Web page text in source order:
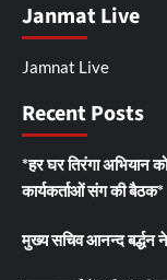
Janmat Live
Jamnat Live
Recent Posts
*हर घर तिरंगा अभियान
कार्यकर्ताओं संग की बैठक*
मुख्य सचिव आनन्द बर्द्धन ने